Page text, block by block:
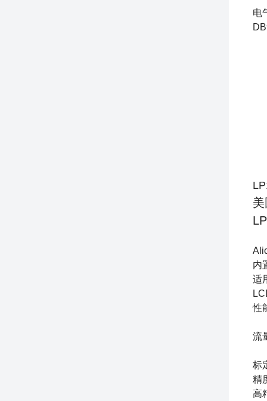
电
内
适
性
流
标
精
高